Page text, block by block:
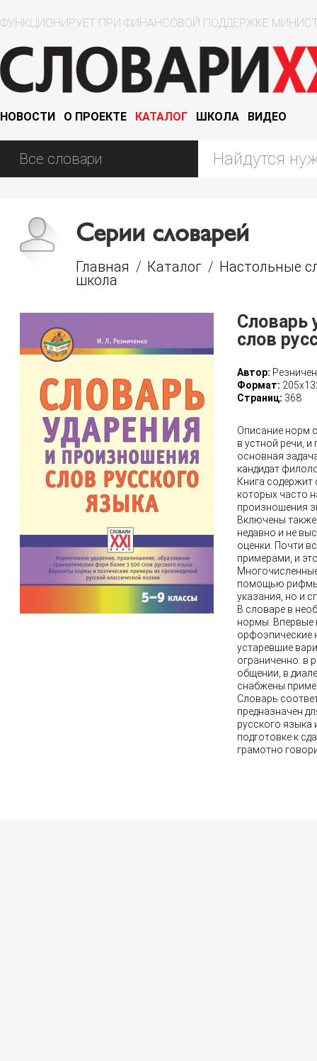
ФУНКЦИОНИРУЕТ ПРИ ФИНАНСОВОЙ ПОДДЕРЖКЕ
НОВОСТИ О ПРОЕКТЕ КАТАЛОГ ШКОЛА ВИДЕО
Серии словарей
Главная / Каталог / Настольные
школа
Словарь
слов
Автор:
Формат:
Страниц: 368
Описание норм
в устной речи,
основная
кандидат
Книга содержит
которых часто
произношения
Включены
недавно и не
оценки. Почти
примерами, и
помощью рифмы
указания, но и
В словаре в
нормы. Впервые
орфоэпические
устаревшие
ограниченно: в
общении, в
снабжены
Словарь
предназначен
русского языка
подготовке к
грамотно